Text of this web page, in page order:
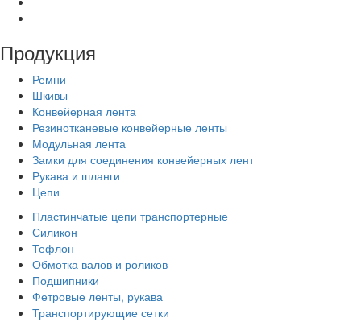
Продукция
Ремни
Шкивы
Конвейерная лента
Резинотканевые конвейерные ленты
Модульная лента
Замки для соединения конвейерных лент
Рукава и шланги
Цепи
Пластинчатые цепи транспортерные
Силикон
Тефлон
Обмотка валов и роликов
Подшипники
Фетровые ленты, рукава
Транспортирующие сетки